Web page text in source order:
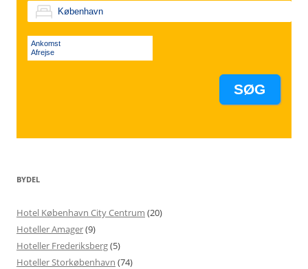
Ankomst
Afrejse
BYDEL
Hotel København City Centrum (20)
Hoteller Amager(9)
Hoteller Frederiksberg(5)
Hoteller Storkøbenhavn (74)